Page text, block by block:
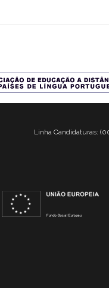
Linha Candidaturas: